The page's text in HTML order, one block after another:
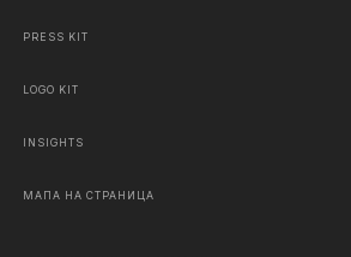
PRESS KIT
LOGO KIT
INSIGHTS
МАПА НА СТРАНИЦА